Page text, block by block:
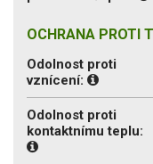
OCHRANA PROTI
Odolnost proti
vznícení:
Odolnost proti
kontaktnímu teplu: